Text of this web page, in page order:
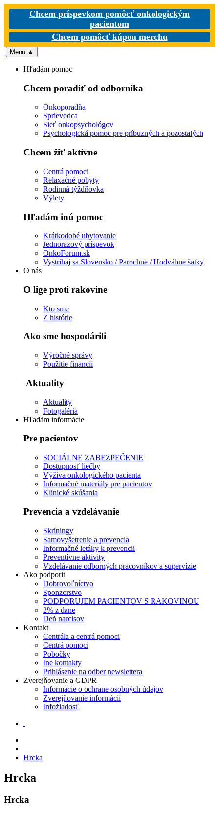
Chcem príspevkom pomôcť onkologickým
pacientom
Chcem pomôcť kúpou merchu
Menu ▲
Hľadám pomoc
Chcem poradiť od odborníka
Onkoporadňa
Sprievodca
Sieť onkopsychológov
Psychologická pomoc pre príbuzných a pozostalých
Chcem žiť aktívne
Centrá pomoci
Relaxačné pobyty
Rodinná týždňovka
Výlety
Hľadám inú pomoc
Krátkodobé ubytovanie
Jednorazový príspevok
OnkoForum.sk
Vystrihaj sa Slovensko / Parochne / Hodvábne šatky
O nás
O lige proti rakovine
Kto sme
Z histórie
Ako sme hospodárili
Výročné správy
Použitie financií
Aktuality
Aktuality
Fotogaléria
Hľadám informácie
Pre pacientov
SOCIÁLNE ZABEZPEČENIE
Dostupnosť liečby
Výživa onkologického pacienta
Informačné materiály pre pacientov
Klinické skúšania
Prevencia a vzdelávanie
Skríningy
Samovyšetrenie a prevencia
Informačné letáky k prevencii
Preventívne aktivity
Vzdelávanie odborných pracovníkov a supervízie
Ako podporiť
Dobrovoľníctvo
Sponzorstvo
PODPORUJEM PACIENTOV S RAKOVINOU
2% z dane
Deň narcisov
Kontakt
Centrála a centrá pomoci
Centrá pomoci
Pobočky
Iné kontakty
Prihlásenie na odber newslettera
Zverejňovanie a GDPR
Informácie o ochrane osobných údajov
Zverejňovanie informácií
Infožiadosť
Hrcka
Hrcka
Hrcka